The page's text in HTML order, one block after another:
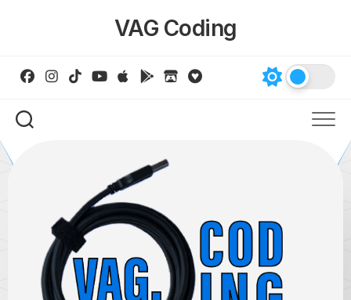
VAG Coding